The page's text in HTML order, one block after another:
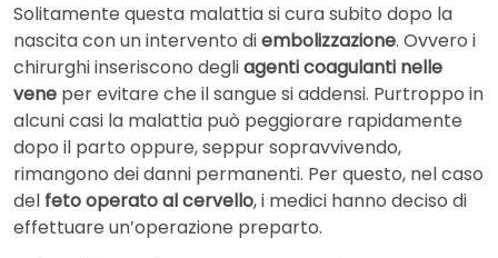
Solitamente questa malattia si cura subito dopo la
nascita con un intervento diembolizzazione. Ovvero i
chirurghi inseriscono degliagenti coagulanti nelle
vene per evitare che il sangue si addensi. Purtroppo in
alcuni casi la malattia può peggiorare rapidamente
dopo il parto oppure, seppur sopravvivendo,
rimangono dei danni permanenti. Per questo, nel caso
del feto operato al cervello, i medici hanno deciso di
effettuare un’operazione preparto.